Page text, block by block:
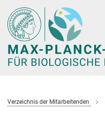
Hauptinhalt
Verzeichnis der Mitarbeitenden